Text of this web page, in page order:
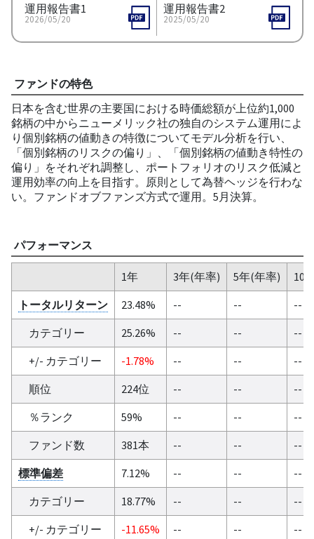
運用報告書1
2026/05/20
運用報告書2
2025/05/20
ファンドの特色
日本を含む世界の主要国における時価総額が上位約1,000
銘柄の中からニューメリック社の独自のシステム運用によ
り個別銘柄の値動きの特徴についてモデル分析を行い、
「個別銘柄のリスクの偏り」、「個別銘柄の値動き特性の
偏り」をそれぞれ調整し、ポートフォリオのリスク低減と
運用効率の向上を目指す。原則として為替ヘッジを行わな
い。ファンドオブファンズ方式で運用。5月決算。
パフォーマンス
1年 3年(年率) 5年(年率)
10
トータルリターン
23.48% -- --
--
カテゴリー
25.26% -- --
--
+/- カテゴリー
-1.78% -- --
--
順位
224位 -- --
--
％ランク
59% -- --
--
ファンド数
381本 -- --
--
標準偏差
7.12% -- --
--
カテゴリー
18.77% -- --
--
+/- カテゴリー
-11.65% -- -- --